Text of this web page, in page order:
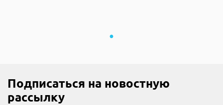
Подписаться на новостную
рассылку